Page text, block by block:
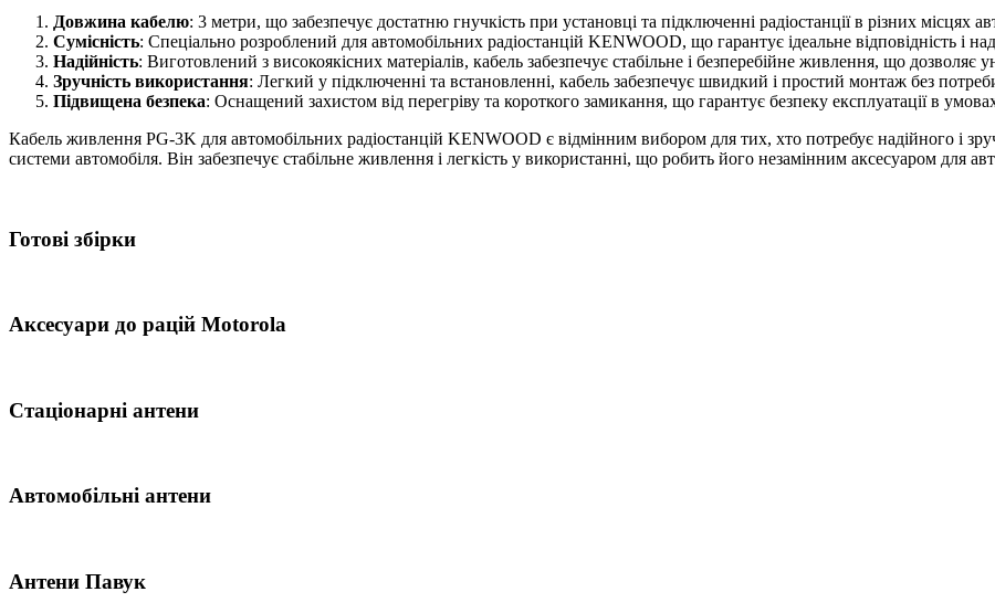
Довжина кабелю: 3 метри, що забезпечує достатню гнучкість при установці та підключенні радіостанції в різних місцях
Сумісність: Спеціально розроблений для автомобільних радіостанцій KENWOOD, що гарантує ідеальне відповідність і
Надійність: Виготовлений з високоякісних матеріалів, кабель забезпечує стабільне і безперебійне живлення, що
Зручність використання: Легкий у підключенні та встановленні, кабель забезпечує швидкий і простий монтаж без
Підвищена безпека: Оснащений захистом від перегріву та короткого замикання, що гарантує безпеку експлуатації в
Кабель живлення PG-3K для автомобільних радіостанцій KENWOOD є відмінним вибором для тих, хто потребує надійного і
системи автомобіля. Він забезпечує стабільне живлення і легкість у використанні, що робить його незамінним аксесуаром для
Готові збірки
Аксесуари до рацій Motorola
Стаціонарні антени
Автомобільні антени
Антени Павук